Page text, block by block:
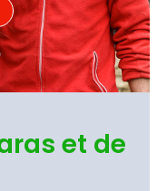
et de